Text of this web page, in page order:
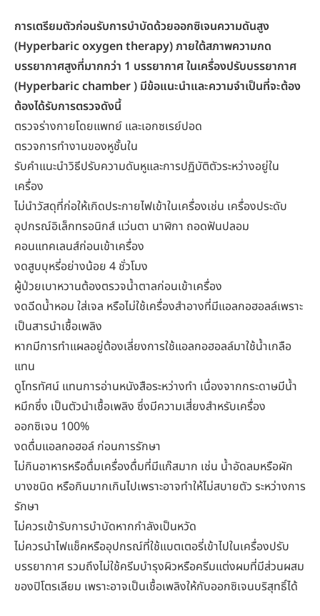
การเตรียมตัวก่อนรับการบำบัดด้วยออกซิเจนความดันสูง
(Hyperbaric oxygen therapy) ภายใต้สภาพความกด
บรรยากาศสูงที่มากกว่า 1 บรรยากาศ ในเครื่องปรับบรรยากาศ
(Hyperbaric chamber ) มีข้อแนะนำและความจำเป็นที่จะต้อง
ต้องได้รับการตรวจดังนี้
ตรวจร่างกายโดยแพทย์ และเอกซเรย์ปอด
ตรวจการทำงานของหูชั้นใน
รับคำแนะนำวิธีปรับความดันหูและการปฏิบัติตัวระหว่างอยู่ใน
เครื่อง
ไม่นำวัสดุที่ก่อให้เกิดประกายไฟเข้าในเครื่องเช่น เครื่องประดับ
อุปกรณ์อิเล็กทรอนิกส์ แว่นตา นาฬิกา ถอดฟันปลอม
คอนแทคเลนส์ก่อนเข้าเครื่อง
งดสูบบุหรี่อย่างน้อย 4 ชั่วโมง
ผู้ป่วยเบาหวานต้องตรวจน้ำตาลก่อนเข้าเครื่อง
งดฉีดน้ำหอม ใส่เจล หรือไม่ใช้เครื่องสำอางที่มีแอลกอฮอลล์เพราะ
เป็นสารนำเชื้อเพลิง
หากมีการทำแผลอยู่ต้องเลี่ยงการใช้แอลกอฮอลล์มาใช้น้ำเกลือ
แทน
ดูโทรทัศน์ แทนการอ่านหนังสือระหว่างทำ เนื่องจากกระดาษมีน้ำ
หมึกซึ่ง เป็นตัวนำเชื้อเพลิง ซึ่งมีความเสี่ยงสำหรับเครื่อง
ออกซิเจน 100%
งดดื่มแอลกอฮอล์ ก่อนการรักษา
ไม่กินอาหารหรือดื่มเครื่องดื่มที่มีแก๊สมาก เช่น น้ำอัดลมหรือผัก
บางชนิด หรือกินมากเกินไปเพราะอาจทำให้ไม่สบายตัว ระหว่างการ
รักษา
ไม่ควรเข้ารับการบำบัดหากกำลังเป็นหวัด
ไม่ควรนำไฟแช็คหรืออุปกรณ์ที่ใช้แบตเตอรี่เข้าไปในเครื่องปรับ
บรรยากาศ รวมถึงไม่ใช้ครีมบำรุงผิวหรือครีมแต่งผมที่มีส่วนผสม
ของปิโตรเลียม เพราะอาจเป็นเชื้อเพลิงให้กับออกซิเจนบริสุทธิ์ได้